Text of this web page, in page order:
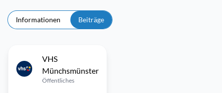
Informationen Beiträge
VHS
Münchsmünster
Öffentliches